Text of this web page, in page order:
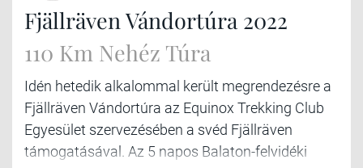
Fjällräven Vándortúra 2022
110 Km Nehéz Túra
Idén hetedik alkalommal került megrendezésre a
Fjällräven Vándortúra az Equinox Trekking Club
Egyesület szervezésében a svéd Fjällräven
támogatásával. Az 5 napos Balaton-felvidéki